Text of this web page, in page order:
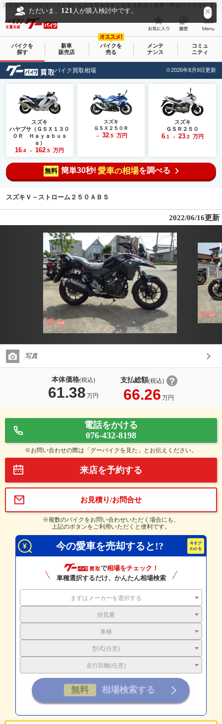
スズキ(SUZUKI) Ｖ－ストローム２５０ＡＢＳ｜ＳＢＳ富山｜新車・中古バイクなら【グーバイク(GooBike)】
ただいま、 121 人が購入検討中です。
バイクを
探す
新車
販売店
バイクを
売る
メンテ
ナンス
コミュ
ニティ
バイク買取相場 ※2026年8月9日更新
スズキ
ハヤブサ（ＧＳＸ１３０
０Ｒ Ｈａｙａｂｕｓ
ａ）
16 .4 ～ 162 .5 万円
スズキ
ＧＳＸ２５０Ｒ
～ 32.5 万円
スズキ
ＧＳＲ２５０
6.1 ～ 23.2 万円
無料 簡単30秒! 愛車の相場を調べる
スズキＶ－ストローム２５０ＡＢＳ
2022/06/16更新
写真
本体価格(税込)
61.38 万円
支払総額(税込)
66.26 万円
電話をかける
076-432-8198
※お問い合わせの際は「グーバイクを見た」とお伝えください。
来店を予約する
お見積り/お問合せ
※複数のバイクをお問い合わせいただく場合にも、
上記のボタンをご利用いただくと便利です。
今の愛車を売却すると!?
で相場をチェック！
車種選択するだけ、かんたん相場検索
まずはメーカーを選択する
排気量
車種
型式(任意)
走行距離(任意)